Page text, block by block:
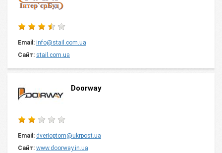
Email: info@stail.com.ua
Сайт: stail.com.ua
Doorway
Email: dverioptom@ukrpost.ua
Сайт: www.doorway.in.ua